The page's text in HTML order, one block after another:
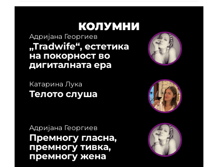
КОЛУМНИ
Адријана Георгиев
„Tradwife“, естетика
на покорност во
дигиталната ера
Катарина Лука
Телото слуша
Адријана Георгиев
Премногу гласна,
премногу тивка,
премногу жена